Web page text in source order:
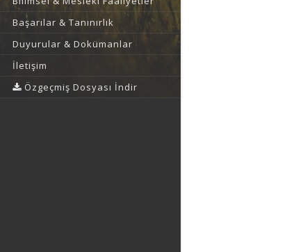
Başarılar & Tanınırlık
Duyurular & Dokümanlar
İletişim
Özgeçmiş Dosyası İndir